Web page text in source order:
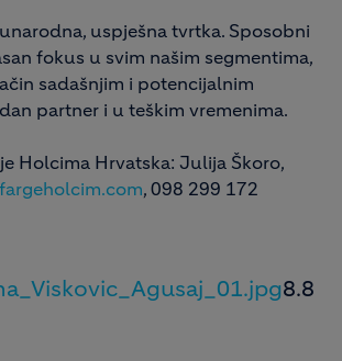
uspješna tvrtka. Sposobni
fokus u svim našim segmentima,
sadašnjim i potencijalnim
partner i u teškim vremenima.
Holcima Hrvatska: Julija Škoro,
, 098 299 172
8.8